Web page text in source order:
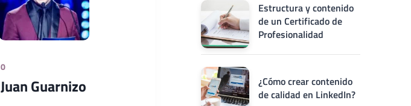
0
Juan Guarnizo
Estructura y contenido
de un Certificado de
Profesionalidad
¿Cómo crear contenido
de calidad en LinkedIn?